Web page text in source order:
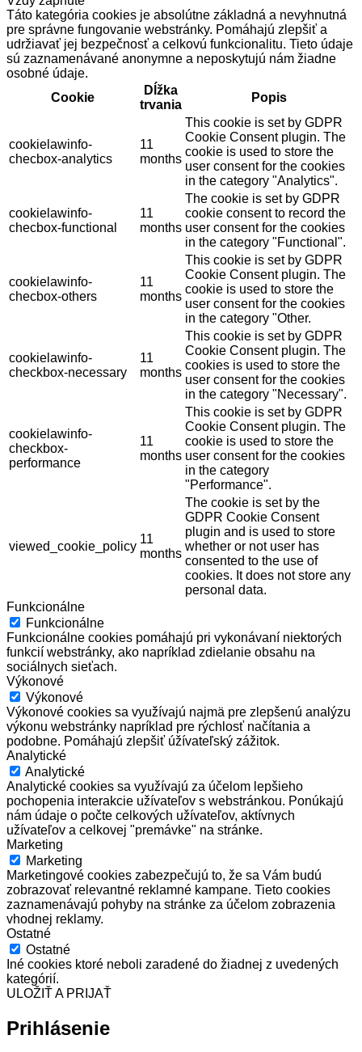
Táto kategória cookies je absolútne základná a nevyhnutná
pre správne fungovanie webstránky. Pomáhajú zlepšiť a
udržiavať jej bezpečnosť a celkovú funkcionalitu. Tieto údaje
sú zaznamenávané anonymne a neposkytujú nám žiadne
osobné údaje.
Cookie
Dĺžka
trvania
Popis
cookielawinfo-
checbox-analytics
11
months
This cookie is set by GDPR
Cookie Consent plugin. The
cookie is used to store the
user consent for the cookies
in the category "Analytics".
cookielawinfo-
checbox-functional
11
months
The cookie is set by GDPR
cookie consent to record the
user consent for the cookies
in the category "Functional".
cookielawinfo-
checbox-others
11
months
This cookie is set by GDPR
Cookie Consent plugin. The
cookie is used to store the
user consent for the cookies
in the category "Other.
cookielawinfo-
checkbox-necessary
11
months
This cookie is set by GDPR
Cookie Consent plugin. The
cookies is used to store the
user consent for the cookies
in the category "Necessary".
cookielawinfo-
checkbox-
performance
11
months
This cookie is set by GDPR
Cookie Consent plugin. The
cookie is used to store the
user consent for the cookies
in the category
"Performance".
viewed_cookie_policy
11
months
The cookie is set by the
GDPR Cookie Consent
plugin and is used to store
whether or not user has
consented to the use of
cookies. It does not store any
personal data.
Funkcionálne
Funkcionálne
Funkcionálne cookies pomáhajú pri vykonávaní niektorých
funkcií webstránky, ako napríklad zdielanie obsahu na
sociálnych sieťach.
Výkonové
Výkonové
Výkonové cookies sa využívajú najmä pre zlepšenú analýzu
výkonu webstránky napríklad pre rýchlosť načítania a
podobne. Pomáhajú zlepšiť úžívateľský zážitok.
Analytické
Analytické
Analytické cookies sa využívajú za účelom lepšieho
pochopenia interakcie užívateľov s webstránkou. Ponúkajú
nám údaje o počte celkových užívateľov, aktívnych
užívateľov a celkovej "premávke" na stránke.
Marketing
Marketing
Marketingové cookies zabezpečujú to, že sa Vám budú
zobrazovať relevantné reklamné kampane. Tieto cookies
zaznamenávajú pohyby na stránke za účelom zobrazenia
vhodnej reklamy.
Ostatné
Ostatné
Iné cookies ktoré neboli zaradené do žiadnej z uvedených
kategórií.
ULOŽIŤ A PRIJAŤ
Prihlásenie